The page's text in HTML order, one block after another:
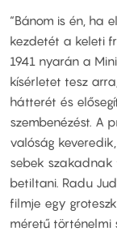
“Bánom is én, ha
kezdetét a keleti
1941 nyarán a
kísérletet tesz
hátterét és
szembenézést. A
valóság
sebek szakadnak
betiltani. Radu
filmje egy
méretű történelmi